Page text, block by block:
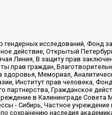
исследований, Фонд
действие, Открытый
Линия, В защиту прав
прав граждан,
здоровья, Мемориал,
Институт прав человека,
партнерства, Гражданское
в Калининграде Совета
- Сибирь, Частное
сохранению наследия